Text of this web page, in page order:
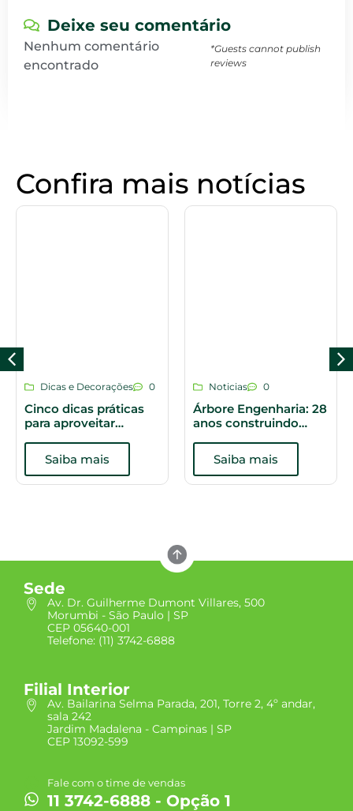
Deixe seu comentário
Nenhum comentário
encontrado
*Guests cannot publish
reviews
Confira mais notícias
Dicas e Decorações 0
Cinco dicas práticas
para aproveitar
apartamento
Saiba mais
Noticias 0
Árbore Engenharia: 28
anos construindo
Saiba mais
Sede
Av. Dr. Guilherme Dumont Villares, 500
Morumbi - São Paulo | SP
CEP 05640-001
Telefone: (11) 3742-6888
Filial Interior
Av. Bailarina Selma Parada, 201, Torre 2, 4º andar,
sala 242
Jardim Madalena - Campinas | SP
CEP 13092-599
Fale com o time de vendas
11 3742-6888 - Opção 1